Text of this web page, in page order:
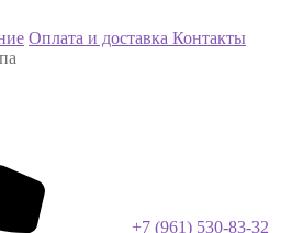
Оплата и доставка Контакты
+7 (961) 530-83-32